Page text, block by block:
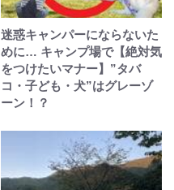
迷惑キャンパーにならないた
めに… キャンプ場で【絶対気
をつけたいマナー】”タバ
コ・子ども・犬”はグレーゾ
ーン！？